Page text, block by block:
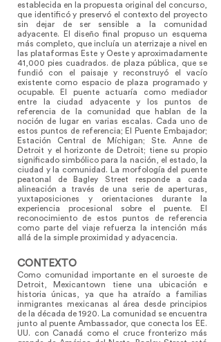
establecida en la propuesta original del concurso,
que identificó y preservó el contexto del proyecto
sin dejar de ser sensible a la comunidad
adyacente. El diseño final propuso un esquema
más completo, que incluía un aterrizaje a nivel en
las plataformas Este y Oeste y aproximadamente
41,000 pies cuadrados. de plaza pública, que se
fundió con el paisaje y reconstruyó el vacío
existente como espacio de plaza programado y
ocupable. El puente actuaría como mediador
entre la ciudad adyacente y los puntos de
referencia de la comunidad que hablan de la
noción de lugar en varias escalas. Cada uno de
estos puntos de referencia; El Puente Embajador;
Estación Central de Míchigan; Ste. Anne de
Detroit y el horizonte de Detroit; tiene su propio
significado simbólico para la nación, el estado, la
ciudad y la comunidad. La morfología del puente
peatonal de Bagley Street responde a cada
alineación a través de una serie de aperturas,
yuxtaposiciones y orientaciones durante la
experiencia procesional sobre el puente. El
reconocimiento de estos puntos de referencia
como parte del viaje refuerza la intención más
allá de la simple proximidad y adyacencia.
CONTEXTO
Como comunidad importante en el suroeste de
Detroit, Mexicantown tiene una ubicación e
historia únicas, ya que ha atraído a familias
inmigrantes mexicanas al área desde principios
de la década de 1920. La comunidad se encuentra
junto al puente Ambassador, que conecta los EE.
UU. con Canadá como el cruce fronterizo más